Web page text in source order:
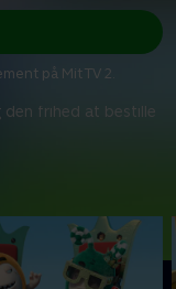
den frihed at bestille
på Mit TV 2.